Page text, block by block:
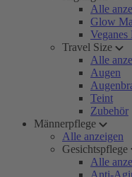
Alle
Glow
Travel Size
Alle
Augen
Teint
Zubehör
Männerpflege
Alle anzeigen
Gesichtspflege
Alle
Anti-